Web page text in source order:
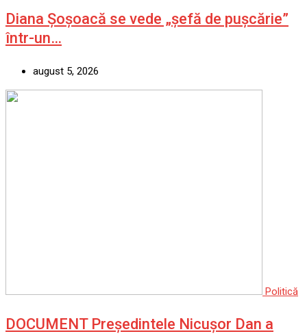
Diana Șoșoacă se vede „șefă de pușcărie”
într-un…
august 5, 2026
Politică
DOCUMENT Președintele Nicușor Dan a